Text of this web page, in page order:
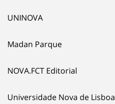
UNINOVA
Madan Parque
NOVA.FCT Editorial
Universidade Nova de Lisboa